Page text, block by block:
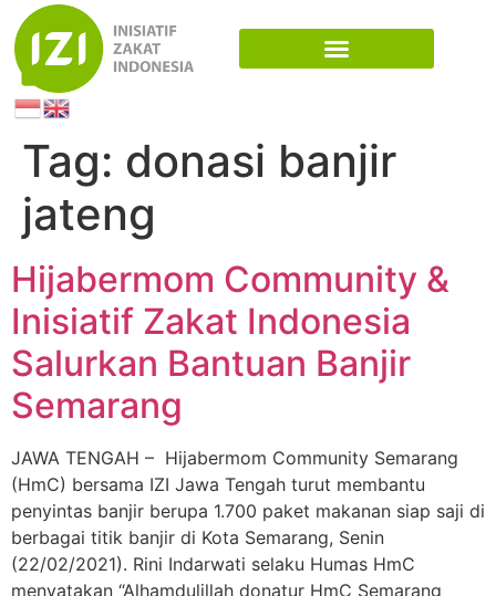
Tag: donasi banjir
jateng
Hijabermom Community &
Inisiatif Zakat Indonesia
Salurkan Bantuan Banjir
Semarang
JAWA TENGAH – Hijabermom Community Semarang
(HmC) bersama IZI Jawa Tengah turut membantu
penyintas banjir berupa 1.700 paket makanan siap saji di
berbagai titik banjir di Kota Semarang, Senin
(22/02/2021). Rini Indarwati selaku Humas HmC
menyatakan “Alhamdulillah donatur HmC Semarang